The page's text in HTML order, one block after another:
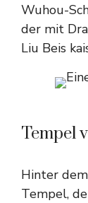
Wuhou-
der mit
Liu Beis
Tempel
Hinter
Tempel,